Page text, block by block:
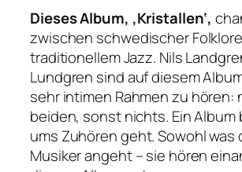
Dieses Album, ‚Kristallen‘,
zwischen schwedischer
traditionellem Jazz. Nils
Lundgren sind auf diesem
sehr intimen Rahmen zu hören:
beiden, sonst nichts. Ein Album
ums Zuhören geht. Sowohl was
Musiker angeht – sie hören